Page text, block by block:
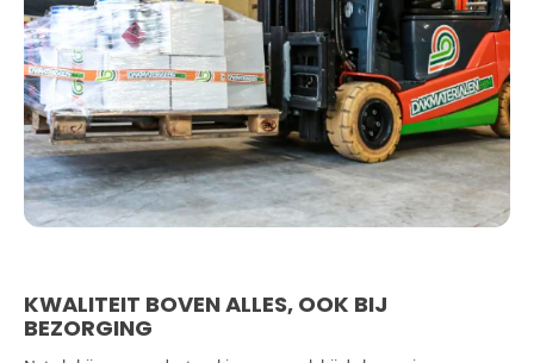
KWALITEIT BOVEN ALLES, OOK BIJ
BEZORGING